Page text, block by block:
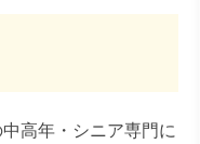
高年・シニア専門に